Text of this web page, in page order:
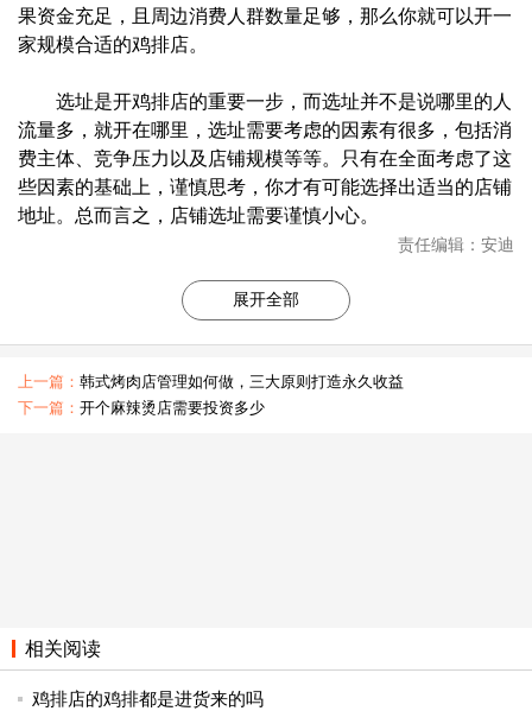
果资金充足，且周边消费人群数量足够，那么你就可以开一
家规模合适的鸡排店。
选址是开鸡排店的重要一步，而选址并不是说哪里的人
流量多，就开在哪里，选址需要考虑的因素有很多，包括消
费主体、竞争压力以及店铺规模等等。只有在全面考虑了这
些因素的基础上，谨慎思考，你才有可能选择出适当的店铺
地址。总而言之，店铺选址需要谨慎小心。
责任编辑：安迪
展开全部
上一篇： 韩式烤肉店管理如何做，三大原则打造永久收益
下一篇： 开个麻辣烫店需要投资多少
相关阅读
鸡排店的鸡排都是进货来的吗